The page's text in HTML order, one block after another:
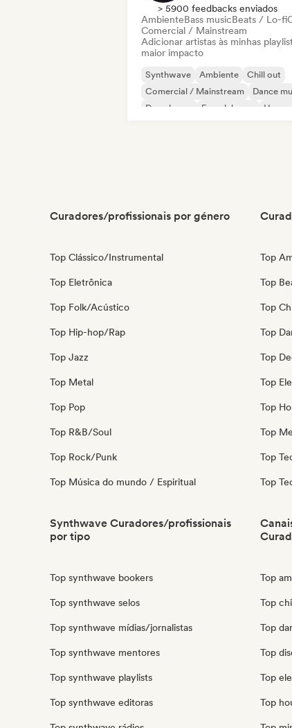
> 5900 feedbacks enviados
AmbienteBass musicBeats / Lo-fi
Comercial / Mainstream
Adicionar artistas às minhas
maior impacto
Synthwave Ambiente
Chill out
Comercial / Mainstream
Dance
Deep house
French house House
Curadores/profissionais por género
Top Clássico/Instrumental
Top Eletrônica
Top Folk/Acústico
Top Hip-hop/Rap
Top Jazz
Top Metal
Top Pop
Top R&B/Soul
Top Rock/Punk
Top Música do mundo / Espiritual
Top
Top
Top
Top
Top
Top
Top
Top
Top
Top
Synthwave Curadores/profissionais
por tipo
Top synthwave bookers
Top synthwave selos
Top synthwave mídias/jornalistas
Top synthwave mentores
Top synthwave playlists
Top synthwave editoras
Top
Top
Top
Top
Top
Top